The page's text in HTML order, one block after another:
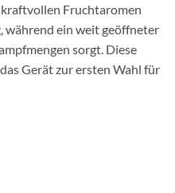
Fruchtaromen
während ein weit geöffneter
sorgt. Diese
Gerät zur ersten Wahl für